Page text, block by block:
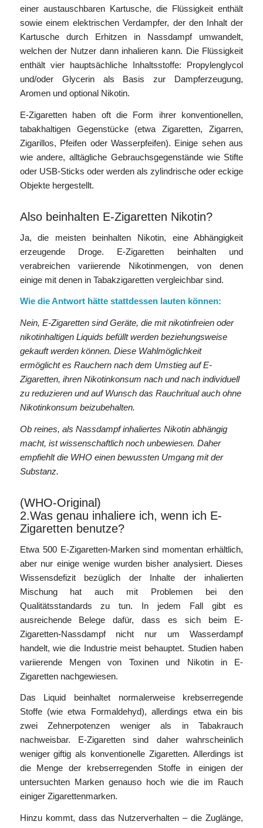
einer austauschbaren Kartusche, die Flüssigkeit enthält
sowie einem elektrischen Verdampfer, der den Inhalt der
Kartusche durch Erhitzen in Nassdampf umwandelt,
welchen der Nutzer dann inhalieren kann. Die Flüssigkeit
enthält vier hauptsächliche Inhaltsstoffe: Propylenglycol
und/oder Glycerin als Basis zur Dampferzeugung,
Aromen und optional Nikotin.
E-Zigaretten haben oft die Form ihrer konventionellen,
tabakhaltigen Gegenstücke (etwa Zigaretten, Zigarren,
Zigarillos, Pfeifen oder Wasserpfeifen). Einige sehen aus
wie andere, alltägliche Gebrauchsgegenstände wie Stifte
oder USB-Sticks oder werden als zylindrische oder eckige
Objekte hergestellt.
Also beinhalten E-Zigaretten Nikotin?
Ja, die meisten beinhalten Nikotin, eine Abhängigkeit
erzeugende Droge. E-Zigaretten beinhalten und
verabreichen variierende Nikotinmengen, von denen
einige mit denen in Tabakzigaretten vergleichbar sind.
Wie die Antwort hätte stattdessen lauten können:
Nein, E-Zigaretten sind Geräte, die mit nikotinfreien oder
nikotinhaltigen Liquids befüllt werden beziehungsweise
gekauft werden können. Diese Wahlmöglichkeit
ermöglicht es Rauchern nach dem Umstieg auf E-
Zigaretten, ihren Nikotinkonsum nach und nach individuell
zu reduzieren und auf Wunsch das Rauchritual auch ohne
Nikotinkonsum beizubehalten.
Ob reines, als Nassdampf inhaliertes Nikotin abhängig
macht, ist wissenschaftlich noch unbewiesen. Daher
empfiehlt die WHO einen bewussten Umgang mit der
Substanz.
(WHO-Original)
2.Was genau inhaliere ich, wenn ich E-
Zigaretten benutze?
Etwa 500 E-Zigaretten-Marken sind momentan erhältlich,
aber nur einige wenige wurden bisher analysiert. Dieses
Wissensdefizit bezüglich der Inhalte der inhalierten
Mischung hat auch mit Problemen bei den
Qualitätsstandards zu tun. In jedem Fall gibt es
ausreichende Belege dafür, dass es sich beim E-
Zigaretten-Nassdampf nicht nur um Wasserdampf
handelt, wie die Industrie meist behauptet. Studien haben
variierende Mengen von Toxinen und Nikotin in E-
Zigaretten nachgewiesen.
Das Liquid beinhaltet normalerweise krebserregende
Stoffe (wie etwa Formaldehyd), allerdings etwa ein bis
zwei Zehnerpotenzen weniger als in Tabakrauch
nachweisbar. E-Zigaretten sind daher wahrscheinlich
weniger giftig als konventionelle Zigaretten. Allerdings ist
die Menge der krebserregenden Stoffe in einigen der
untersuchten Marken genauso hoch wie die im Rauch
einiger Zigarettenmarken.
Hinzu kommt, dass das Nutzerverhalten – die Zuglänge,